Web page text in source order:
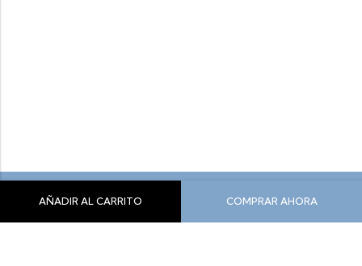
AÑADIR AL CARRITO COMPRAR AHORA